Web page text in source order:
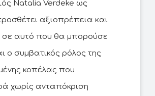
Natalia Verdeke ως
αξιοπρέπεια και
αυτό που θα μπορούσε
ο συμβατικός ρόλος της
κοπέλας που
χωρίς ανταπόκριση